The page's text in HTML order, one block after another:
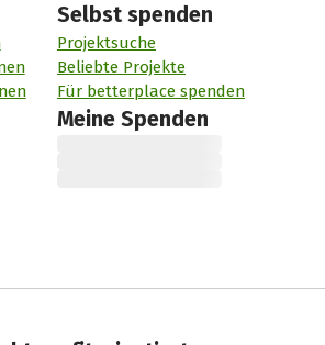
Selbst spenden
Projektsuche
Beliebte Projekte
Für betterplace spenden
Meine Spenden